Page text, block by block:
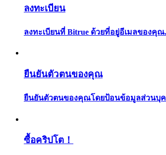
ลงทะเบียน
ลงทะเบียนที่ Bitrue ด้วยที่อยู่อีเมลของคุณ.
ยืนยันตัวตนของคุณ
ยืนยันตัวตนของคุณโดยป้อนข้อมูลส่วนบุ
ซื้อคริปโต！